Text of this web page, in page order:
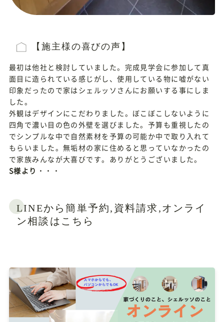
【施主様の喜びの声】
最初は他社と検討していました。完成見学会に参加して真
面目に造られている感じがし、使用している物に嘘がない
印象だったので家はシェルッソさんにお願いする事にしま
した。
外観はデザインにこだわりました。ぼこぼこしないように
四角で濃い目の色の外壁を選びました。予算も重視したの
でシンプルな中で自然素材を予算の可能か中で取り入れて
もらいました。無垢材の家に住めると思っていなかったの
で家族みんなが大喜びです。ありがとうございました。
S様より・・・
LINEから簡単予約,資料請求,オンライ
ン相談はこちら